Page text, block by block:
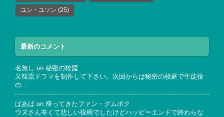
ユン・ユソン (25)
最新のコメント
名無し on 秘密の校庭
又韓流ドラマを制作して下さい。次回からは秘密の校庭で生徒役
の…
ばあば on 帰ってきたファン・グムボク
ウヌさん辛くて悲しい役柄でしたけどハッピーエンドで終わらな